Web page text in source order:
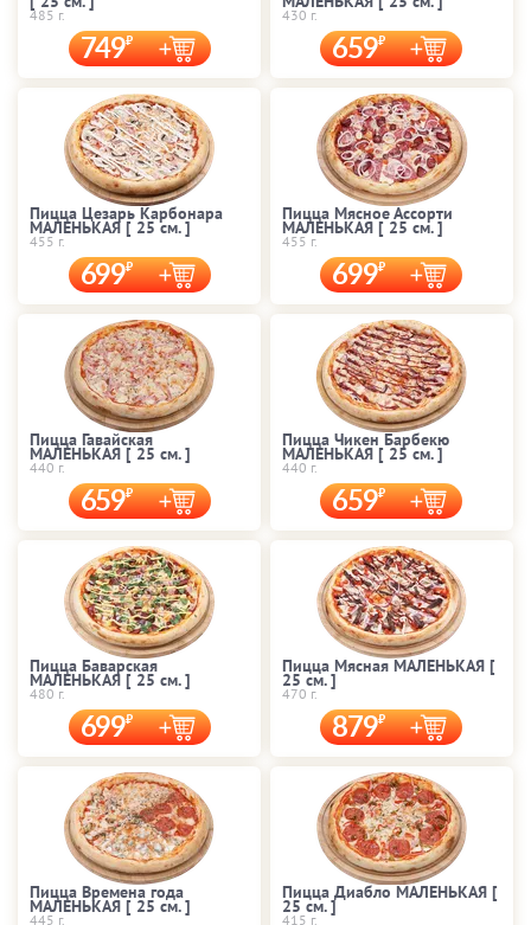
485 г.
749
430 г.
659
Пицца Цезарь Карбонара
МАЛЕНЬКАЯ [ 25 cм. ]
455 г.
699
Пицца Мясное Ассорти
МАЛЕНЬКАЯ [ 25 cм. ]
455 г.
699
Пицца Гавайская
МАЛЕНЬКАЯ [ 25 cм. ]
440 г.
659
Пицца Чикен Барбекю
МАЛЕНЬКАЯ [ 25 cм. ]
440 г.
659
Пицца Баварская
МАЛЕНЬКАЯ [ 25 cм. ]
480 г.
699
Пицца Мясная МАЛЕНЬКАЯ [
25 cм. ]
470 г.
879
Пицца Времена года
МАЛЕНЬКАЯ [ 25 cм. ]
445 г.
Пицца Диабло МАЛЕНЬКАЯ [
25 cм. ]
415 г.